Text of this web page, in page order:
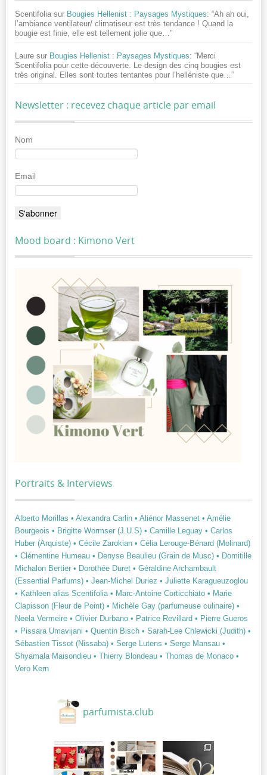
Scentifolia sur Bougies Hellenist : Paysages Mystiques: “Ah ah oui,
l’ambiance ventilateur/ climatiseur est très tendance ! Quand la
bougie est finie, elle est tellement jolie que…”
Laure sur Bougies Hellenist : Paysages Mystiques: “Merci
Scentifolia pour cette découverte. Le design des cinq bougies est
très original. Elles sont toutes tentantes pour l’helléniste que…”
Newsletter : recevez chaque article par email
Nom
Email
Mood board : Kimono Vert
Portraits & Interviews
Alberto Morillas • Alexandra Carlin • Aliénor Massenet • Amélie
Bourgeois • Brigitte Wormser (J.U.S) • Camille Leguay • Carlos
Huber (Arquiste) • Cécile Zarokian • Célia Lerouge-Bénard (Molinard)
• Clémentine Humeau • Denyse Beaulieu (Grain de Musc) • Domitille
Michalon Bertier • Dorothée Duret • Géraldine Archambault
(Essential Parfums) • Jean-Michel Duriez • Juliette Karagueuzoglou
• Kathleen alias Scentifolia • Marc-Antoine Corticchiato • Marie
Clapisson (Fleur de Point) • Michèle Gay (parfumeuse culinaire) •
Neela Vermeire • Olivier Durbano • Patrice Revillard • Pierre Gueros
• Pissara Umavijani • Quentin Bisch • Sarah-Lee Chlewicki (Judith) •
Sébastien Tissot (Nissaba) • Serge Lutens • Serge Mansau •
Shyamala Maisondieu • Thierry Blondeau • Thomas de Monaco •
Vero Kern
parfumista.club